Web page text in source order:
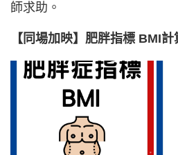
師求助。
【同場加映】肥胖指標 BMI計